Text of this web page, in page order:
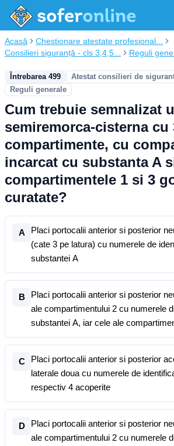
Acasă
Chestionare atestate profesional...
Consilieri siguranță - cls 3,4,5...
Reguli
Întrebarea 499
Atestat consilieri de
Reguli generale
Cum trebuie semnalizat
semiremorca-cisterna cu
compartimente, cu
incarcat cu substanta A
compartimentele 1 si 3
curatate?
A
Placi portocalii anterior si posterior
(cate 3 pe latura) cu numerele de
substantei A
B
Placi portocalii anterior si posterior
ale compartimentului 2 cu numerele
substantei A, iar cele ale
C
Placi portocalii anterior si posterior
laterale doua cu numerele de
respectiv 4 acoperite
D
Placi portocalii anterior si posterior
ale compartimentului 2 cu numerele